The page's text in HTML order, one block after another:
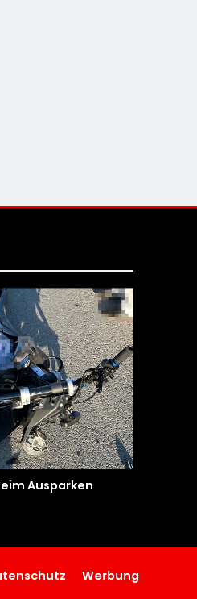
Ausparken
Werbung